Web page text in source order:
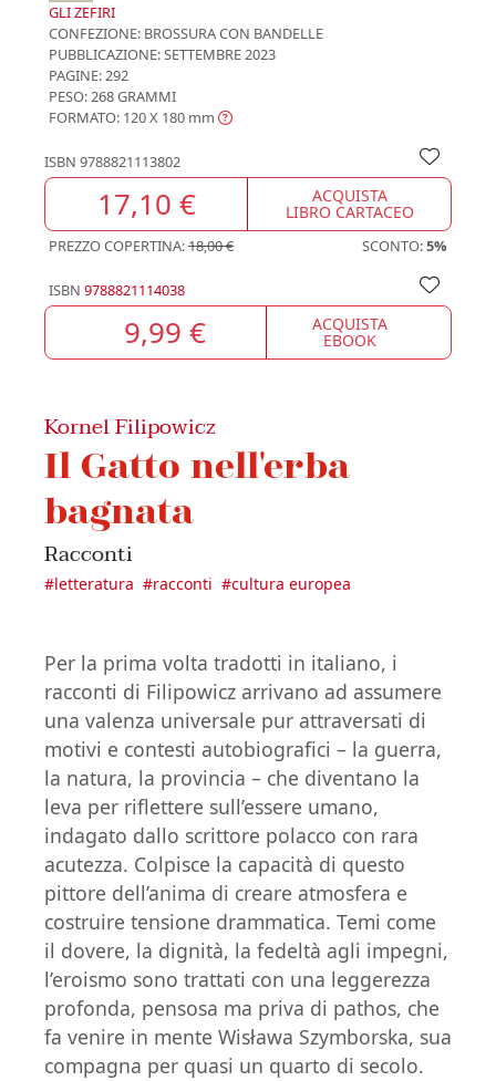
GLI ZEFIRI
CONFEZIONE: BROSSURA CON BANDELLE
PUBBLICAZIONE:SETTEMBRE 2023
PAGINE: 292
PESO: 268 GRAMMI
FORMATO: 120 X 180 mm
ISBN 9788821113802
17,10 € ACQUISTA
LIBRO CARTACEO
PREZZO COPERTINA:18,00 € SCONTO:5%
ISBN 9788821114038
9,99 € ACQUISTA
EBOOK
Kornel Filipowicz
Il Gatto nell'erba
bagnata
Racconti
#letteratura #racconti #cultura europea
Per la prima volta tradotti in italiano, i
racconti di Filipowicz arrivano ad assumere
una valenza universale pur attraversati di
motivi e contesti autobiografici – la guerra,
la natura, la provincia – che diventano la
leva per riflettere sull’essere umano,
indagato dallo scrittore polacco con rara
acutezza. Colpisce la capacità di questo
pittore dell’anima di creare atmosfera e
costruire tensione drammatica. Temi come
il dovere, la dignità, la fedeltà agli impegni,
l’eroismo sono trattati con una leggerezza
profonda, pensosa ma priva di pathos, che
fa venire in mente Wisława Szymborska, sua
compagna per quasi un quarto di secolo.